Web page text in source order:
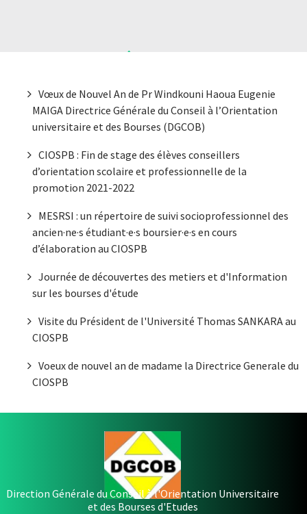
Dernières Nouvelles
Vœux de Nouvel An de Pr Windkouni Haoua Eugenie
MAIGA Directrice Générale du Conseil à l’Orientation
universitaire et des Bourses (DGCOB)
CIOSPB : Fin de stage des élèves conseillers
d’orientation scolaire et professionnelle de la
promotion 2021-2022
MESRSI : un répertoire de suivi socioprofessionnel des
ancien·ne·s étudiant·e·s boursier·e·s en cours
d’élaboration au CIOSPB
Journée de découvertes des metiers et d'Information
sur les bourses d'étude
Visite du Président de l'Université Thomas SANKARA au
CIOSPB
Voeux de nouvel an de madame la Directrice Generale du
CIOSPB
Direction Générale du Conseil à l'Orientation Universitaire
et des Bourses d'Etudes